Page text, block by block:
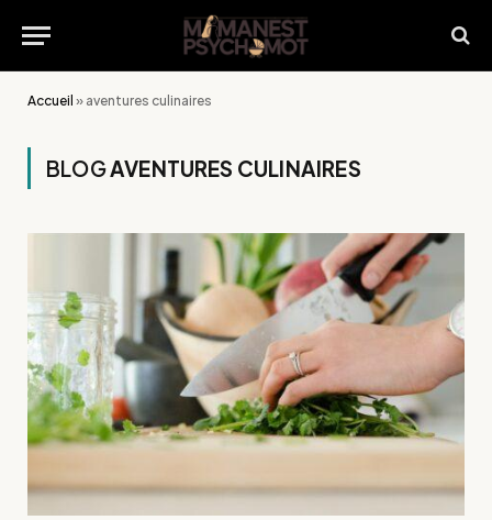
Accueil » aventures culinaires
BLOGAVENTURES CULINAIRES